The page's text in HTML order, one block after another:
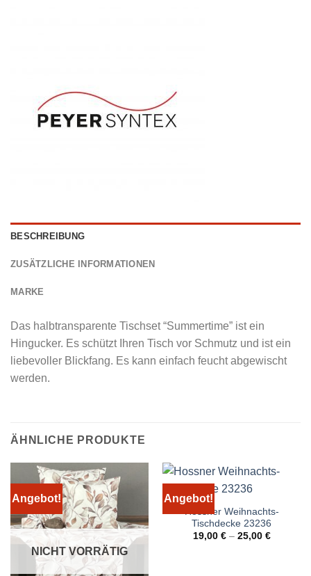
BESCHREIBUNG
ZUSÄTZLICHE INFORMATIONEN
MARKE
Das halbtransparente Tischset “Summertime” ist ein
Hingucker. Es schützt Ihren Tisch vor Schmutz und ist ein
liebevoller Blickfang. Es kann einfach feucht abgewischt
werden.
ÄHNLICHE PRODUKTE
Angebot!
NICHT VORRÄTIG
Angebot!
Hossner Weihnachts-
Tischdecke 23236
19,00 €– 25,00 €